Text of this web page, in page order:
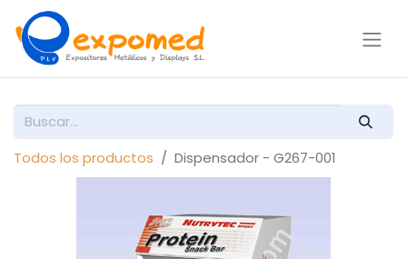
Todos los productos Dispensador - G267-001